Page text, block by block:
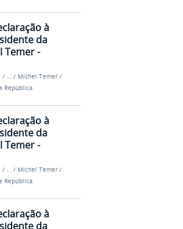
à
da
Temer -
/ … / Michel Temer /
República
à
da
Temer -
/ … / Michel Temer /
República
à
da